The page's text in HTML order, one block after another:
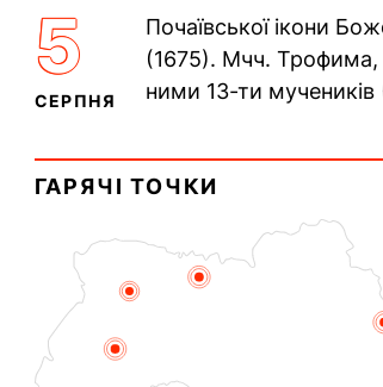
Прп. Полікарпа,
5
СЕРПНЯ
Почаївської ікони
(1675). Мчч. Трофима,
ними 13-ти
Равенійського
ГАРЯЧІ ТОЧКИ